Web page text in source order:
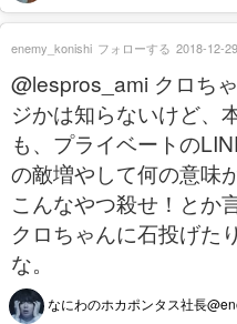
@lespros_ami クロち
ジかは知らないけど、
も、プライベートの
の敵増やして何の意味
こんなやつ殺せ！とか
クロちゃんに石投げた
な。
なにわのホカポンタス社長
enemy_konishi フォローする 2018-12-